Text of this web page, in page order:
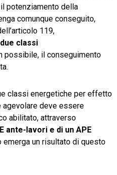
potenziamento della
comunque conseguito,
119,
classi
possibile, il conseguimento
classi energetiche per effetto
deve essere
abilitato, attraverso
ante-lavori e di un APE
emerga un risultato di questo